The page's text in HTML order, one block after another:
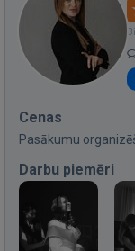
Cenas
Pasākumu
Darbu piemēri